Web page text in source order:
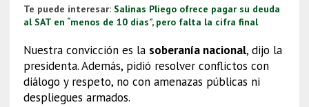
Te puede interesar: Salinas Pliego ofrece pagar su deuda
al SAT en “menos de 10 días”, pero falta la cifra final
Nuestra convicción es la soberanía nacional, dijo la
presidenta. Además, pidió resolver conflictos con
diálogo y respeto, no con amenazas públicas ni
despliegues armados.